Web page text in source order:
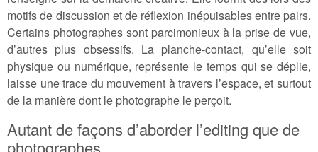
motifs de discussion et de réflexion inépuisables entre pairs.
Certains photographes sont parcimonieux à la prise de vue,
d’autres plus obsessifs. La planche-contact, qu’elle soit
physique ou numérique, représente le temps qui se déplie,
laisse une trace du mouvement à travers l’espace, et surtout
de la manière dont le photographe le perçoit.
Autant de façons d’aborder l’editing que de
photographes